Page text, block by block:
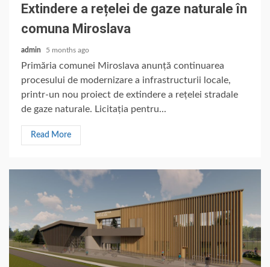
Extindere a rețelei de gaze naturale în
comuna Miroslava
admin 5 months ago
Primăria comunei Miroslava anunță continuarea
procesului de modernizare a infrastructurii locale,
printr-un nou proiect de extindere a rețelei stradale
de gaze naturale. Licitația pentru...
Read More